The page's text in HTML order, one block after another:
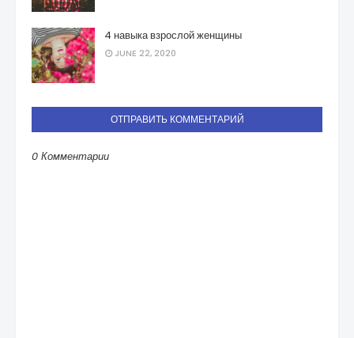
4 навыка взрослой женщины
JUNE 22, 2020
ОТПРАВИТЬ КОММЕНТАРИЙ
0 Комментарии